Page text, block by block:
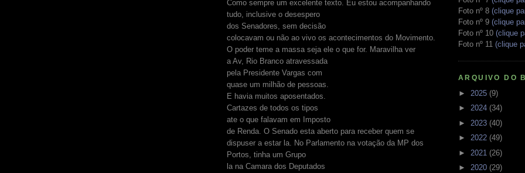
Como sempre um excelente texto. Eu estou acompanhando
tudo, inclusive o desespero
dos Senadores, sem decisão
colocavam ou não ao vivo os acontecimentos do Movimento.
O poder teme a massa seja ele o que for. Maravilha ver
a Av, Rio Branco atravessada
pela Presidente Vargas com
quase um milhão de pessoas.
E havia muitos aposentados.
Cartazes de todos os tipos
ate o que falavam em Imposto
de Renda. O Senado esta aberto para receber quem se
dispuser a estar la. No Parlamento na votação da MP dos
Portos, tinha um Grupo
la na Camara dos Deputados
Foto nº 8 (clique
Foto nº 9 (clique
Foto nº 10 (clique
Foto nº 11 (clique
ARQUIVO DO
► 2025 (9)
► 2024 (34)
► 2023 (40)
► 2022 (49)
► 2021 (26)
► 2020 (29)